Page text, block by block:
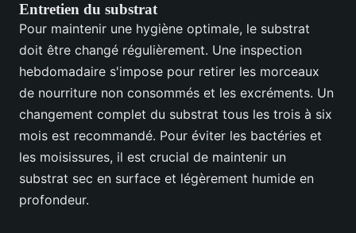
Entretien du substrat
Pour maintenir une hygiène optimale, le substrat
doit être changé régulièrement. Une inspection
hebdomadaire s'impose pour retirer les morceaux
de nourriture non consommés et les excréments. Un
changement complet du substrat tous les trois à six
mois est recommandé. Pour éviter les bactéries et
les moisissures, il est crucial de maintenir un
substrat sec en surface et légèrement humide en
profondeur.